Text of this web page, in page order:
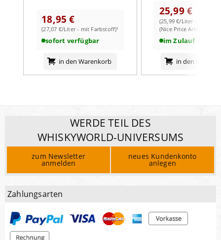
18,95 €
(27,07 €/Liter - mit Farbstoff)¹
sofort verfügbar
in den Warenkorb
25,99 €
(25,99 €/Liter - mit
(Nice Price Artikel)
im Zulauf
in den
WERDE TEIL DES
WHISKYWORLD-UNIVERSUMS
zum Newsletter
anmelden
neues Kundenkonto
anlegen
Zahlungsarten